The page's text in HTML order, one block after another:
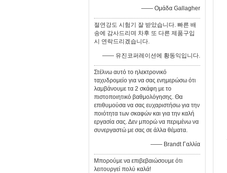
—— Ομάδα Gallagher
절연강도 시험기 잘 받았습니다. 빠른 배
송에 감사드리며 차후 또 다른 제품구입
시 연락드리겠습니다.
—— 유진코퍼레이션에 황동익입니다.
Στέλνω αυτό το ηλεκτρονικό
ταχυδρομείο για να σας ενημερώσω ότι
λαμβάνουμε τα 2 σκάφη με το
πιστοποιητικό βαθμολόγησης. Θα
επιθυμούσα να σας ευχαριστήσω για την
ποιότητα των σκαφών και για την καλή
εργασία σας. Δεν μπορώ να περιμένω να
συνεργαστώ με σας σε άλλα θέματα.
—— Brandt Γαλλία
Μπορούμε να επιβεβαιώσουμε ότι
λειτουργεί πολύ καλά!